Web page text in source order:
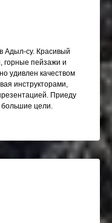
Адыл-су. Красивый
горные пейзажи и
удивлен качеством
инструкторами,
Приеду
большие цели.